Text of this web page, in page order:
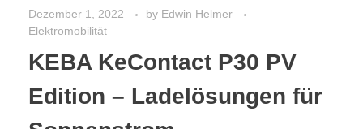
Dezember 1, 2022 by Edwin Helmer
Elektromobilität
KEBA KeContact P30 PV
Edition – Ladelösungen für